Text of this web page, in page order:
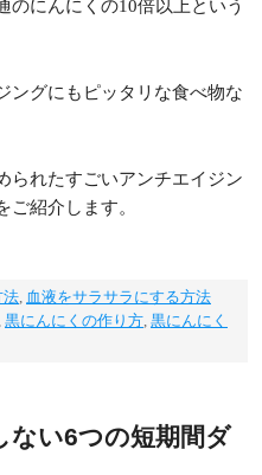
のにんにくの10倍以上という
ングにもピッタリな食べ物な
られたすごいアンチエイジン
ご紹介します。
法 血液をサラサラにする方法
黒にんにくの作り方 黒にんにく
ない6つの短期間ダ